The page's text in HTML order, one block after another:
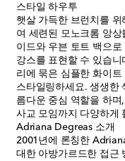
스타일 하우투
햇살 가득한 브런치를
여 세련된 모노크롬 앙
이드와 우븐 토트 백으로
강스를 표현할 수 있습
리에 묶은 심플한 화이트
스타일링하세요. 생생한
름다운 중심 역할을 하
사교 모임까지 다양하게
Adriana Degreas 소개
2001년에 론칭한
대한 아방가르드한 접근